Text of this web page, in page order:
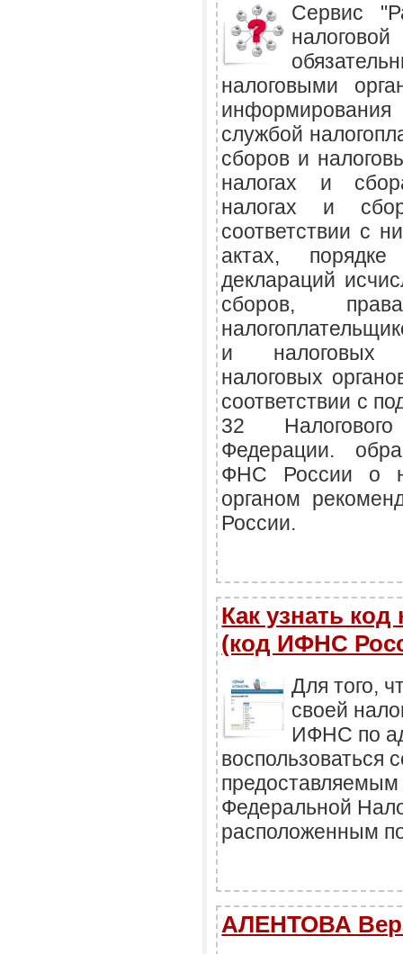
Сервис
налоговыми
службой
сборов и
налогах и
налогах и
соответствии с
актах, порядке
деклараций
сборов,
и налоговых
налоговых
соответствии с
32
Федерации.
ФНС России о
органом
России.
Как узнать
(код ИФНС
Для того,
своей
ИФНС по
воспользоваться
Федеральной
расположенным
АЛЕНТОВА